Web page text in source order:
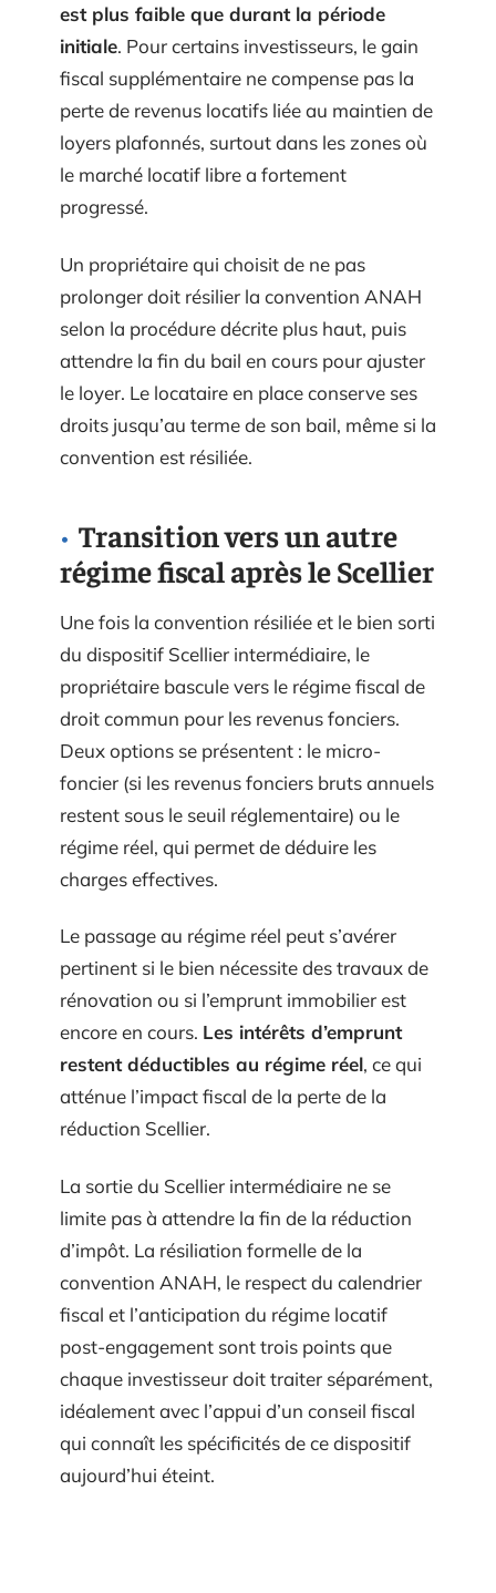
est plus faible que durant la période
initiale. Pour certains investisseurs, le gain
fiscal supplémentaire ne compense pas la
perte de revenus locatifs liée au maintien de
loyers plafonnés, surtout dans les zones où
le marché locatif libre a fortement
progressé.
Un propriétaire qui choisit de ne pas
prolonger doit résilier la convention ANAH
selon la procédure décrite plus haut, puis
attendre la fin du bail en cours pour ajuster
le loyer. Le locataire en place conserve ses
droits jusqu’au terme de son bail, même si la
convention est résiliée.
Transition vers un autre
régime fiscal après le Scellier
Une fois la convention résiliée et le bien sorti
du dispositif Scellier intermédiaire, le
propriétaire bascule vers le régime fiscal de
droit commun pour les revenus fonciers.
Deux options se présentent : le micro-
foncier (si les revenus fonciers bruts annuels
restent sous le seuil réglementaire) ou le
régime réel, qui permet de déduire les
charges effectives.
Le passage au régime réel peut s’avérer
pertinent si le bien nécessite des travaux de
rénovation ou si l’emprunt immobilier est
encore en cours. Les intérêts d’emprunt
restent déductibles au régime réel, ce qui
atténue l’impact fiscal de la perte de la
réduction Scellier.
La sortie du Scellier intermédiaire ne se
limite pas à attendre la fin de la réduction
d’impôt. La résiliation formelle de la
convention ANAH, le respect du calendrier
fiscal et l’anticipation du régime locatif
post-engagement sont trois points que
chaque investisseur doit traiter séparément,
idéalement avec l’appui d’un conseil fiscal
qui connaît les spécificités de ce dispositif
aujourd’hui éteint.